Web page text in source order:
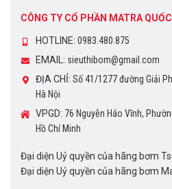
CÔNG TY CỔ PHẦN MATRA
HOTLINE: 0983.480.875
EMAIL: sieuthibom@gmail.com
ĐỊA CHỈ: Số 41/1277 đường Giải
Hà Nội
VPGD: 76 Nguyễn Háo Vĩnh,
Hồ Chí Minh
Đại diện Uỷ quyền của hãng bơm
Đại diện Uỷ quyền của hãng bơm